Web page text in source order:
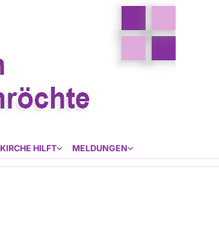
KIRCHE HILFT MELDUNGEN